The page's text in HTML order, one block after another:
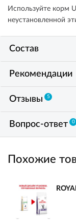
Используйте корм
неустановленной
Состав
Рекомендации
Отзывы 5
Вопрос-ответ 0
Похожие